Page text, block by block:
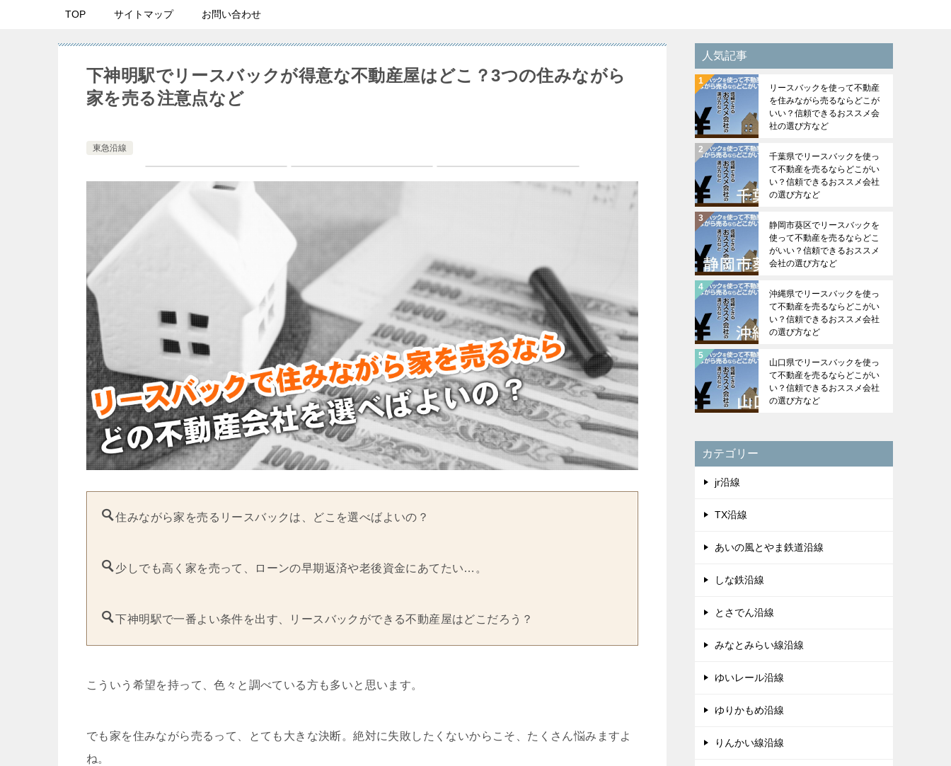
TOP サイトマップ お問い合わせ
下神明駅でリースバックが得意な不動産屋はどこ？3つの住みながら
家を売る注意点など
東急沿線
住みながら家を売るリースバックは、どこを選べばよいの？
少しでも高く家を売って、ローンの早期返済や老後資金にあてたい…。
下神明駅で一番よい条件を出す、リースバックができる不動産屋はどこだろう？
こういう希望を持って、色々と調べている方も多いと思います。
でも家を住みながら売るって、とても大きな決断。絶対に失敗したくないからこそ、たくさん悩みますよ
ね。
人気記事
リースバックを使って不動産
を住みながら売るならどこが
いい？信頼できるおススメ会
社の選び方など
千葉県でリースバックを使っ
て不動産を売るならどこがい
い？信頼できるおススメ会社
の選び方など
静岡市葵区でリースバックを
使って不動産を売るならどこ
がいい？信頼できるおススメ
会社の選び方など
沖縄県でリースバックを使っ
て不動産を売るならどこがい
い？信頼できるおススメ会社
の選び方など
山口県でリースバックを使っ
て不動産を売るならどこがい
い？信頼できるおススメ会社
の選び方など
カテゴリー
jr沿線
TX沿線
あいの風とやま鉄道沿線
しな鉄沿線
とさでん沿線
みなとみらい線沿線
ゆいレール沿線
ゆりかもめ沿線
りんかい線沿線